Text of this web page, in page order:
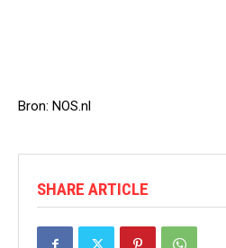
Bron: NOS.nl
SHARE ARTICLE